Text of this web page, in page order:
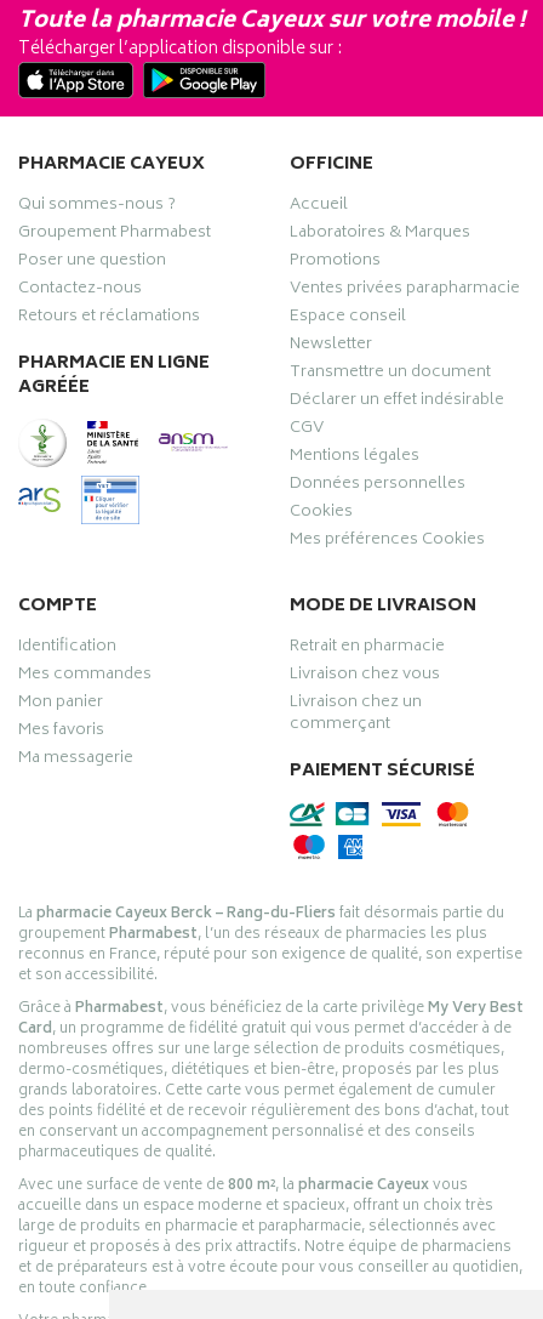
Toute la pharmacie Cayeux sur votre mobile !
Télécharger l’application disponible sur :
PHARMACIE CAYEUX
Qui sommes-nous ?
Groupement Pharmabest
Poser une question
Contactez-nous
Retours et réclamations
PHARMACIE EN LIGNE
AGRÉÉE
OFFICINE
Accueil
Laboratoires & Marques
Promotions
Ventes privées parapharmacie
Espace conseil
Newsletter
Transmettre un document
Déclarer un effet indésirable
CGV
Mentions légales
Données personnelles
Cookies
Mes préférences Cookies
COMPTE
Identification
Mes commandes
Mon panier
Mes favoris
Ma messagerie
MODE DE LIVRAISON
Retrait en pharmacie
Livraison chez vous
Livraison chez un
commerçant
PAIEMENT SÉCURISÉ
Lapharmacie Cayeux Berck – Rang-du-Fliersfait désormais partie du
groupementPharmabest, l’un des réseaux de pharmacies les plus
reconnus en France, réputé pour son exigence de qualité, son expertise
et son accessibilité.
Grâce àPharmabest, vous bénéficiez de la carte privilègeMy Very Best
Card, un programme de fidélité gratuit qui vous permet d’accéder à de
nombreuses offres sur une large sélection de produits cosmétiques,
dermo-cosmétiques, diététiques et bien-être, proposés par les plus
grands laboratoires. Cette carte vous permet également de cumuler
des points fidélité et de recevoir régulièrement des bons d’achat, tout
en conservant un accompagnement personnalisé et des conseils
pharmaceutiques de qualité.
Avec une surface de vente de800 m², lapharmacie Cayeuxvous
accueille dans un espace moderne et spacieux, offrant un choix très
large de produits en pharmacie et parapharmacie, sélectionnés avec
rigueur et proposés à des prix attractifs. Notre équipe de pharmaciens
et de préparateurs est à votre écoute pour vous conseiller au quotidien,
en toute confiance.